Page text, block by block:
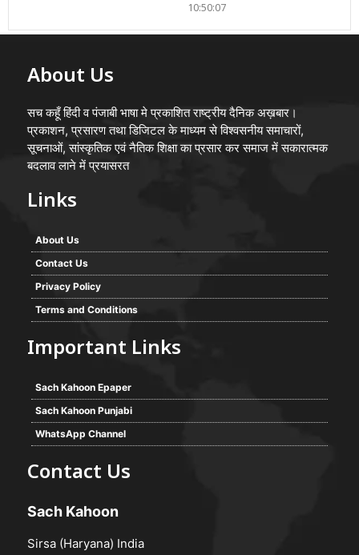
10:50:07
About Us
सच कहूँ हिंदी व पंजाबी भाषा मे प्रकाशित राष्ट्रीय दैनिक अख़बार।
प्रकाशन, प्रसारण तथा डिजिटल के माध्यम से विश्वसनीय समाचारों,
सूचनाओं, सांस्कृतिक एवं नैतिक शिक्षा का प्रसार कर समाज में सकारात्मक
बदलाव लाने में प्रयासरत
Links
About Us
Contact Us
Privacy Policy
Terms and Conditions
Important Links
Sach Kahoon Epaper
Sach Kahoon Punjabi
WhatsApp Channel
Contact Us
Sach Kahoon
Sirsa (Haryana) India